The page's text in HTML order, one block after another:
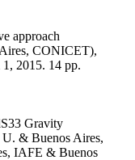
approach
CONICET),
2015. 14 pp.
Gravity
& Buenos Aires,
IAFE & Buenos